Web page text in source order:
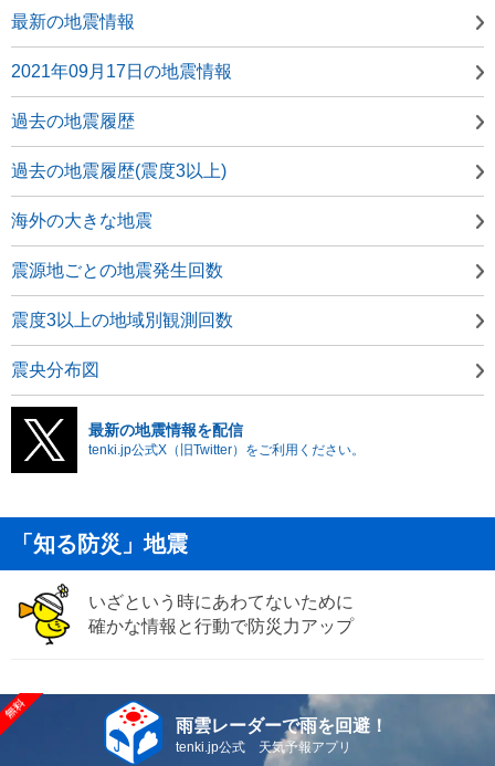
最新の地震情報
2021年09月17日の地震情報
過去の地震履歴
過去の地震履歴(震度3以上)
海外の大きな地震
震源地ごとの地震発生回数
震度3以上の地域別観測回数
震央分布図
最新の地震情報を配信
tenki.jp公式X（旧Twitter）をご利用ください。
「知る防災」地震
いざという時にあわてないために
確かな情報と行動で防災力アップ
雨雲レーダーで雨を回避！
tenki.jp公式 天気予報アプリ